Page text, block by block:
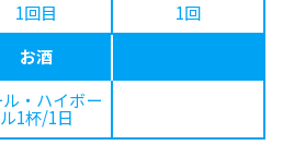
1回目
1回
お酒
ル・ハイボー
ル1杯/1日